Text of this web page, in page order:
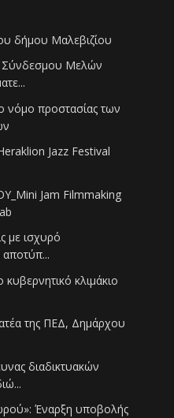
δήμου Μαλεβιζίου
Σύνδεσμου Μελών
νόμο προστασίας των
Jazz Festival
Jam Filmmaking
με ισχυρό
αποτύπ...
κλιμάκιο
της ΠΕΔ, Δημάρχου
διαδικτυακών
Έναρξη υποβολής